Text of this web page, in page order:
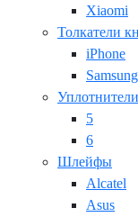
Xiaomi
Толкатели
iPhone
Samsung
5
6
Шлейфы
Alcatel
Asus